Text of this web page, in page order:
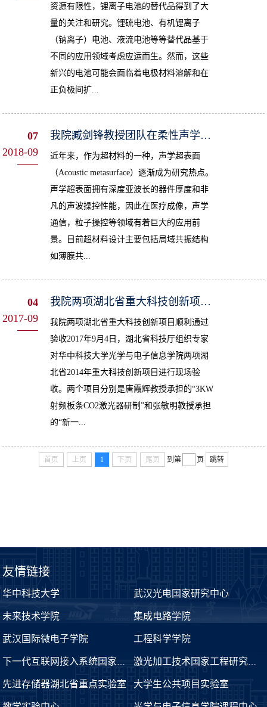
资源有限性，锂离子电池的替代品得到了大
量的关注和研究。锂硫电池、有机锂离子
（钠离子）电池、液流电池等等替代品基于
不同的应用领域考虑应运而生。然而，这些
新兴的电池可能会面临着电极材料溶解和在
正负极间扩...
07
2018-09
我院臧剑锋教授团队在柔性声学超表面方向取得进展
近年来，作为超材料的一种，声学超表面
（Acoustic metasurface）逐渐成为研究热点。
声学超表面拥有深度亚波长的器件厚度和非
凡的声波操控性能，因此在医疗成像，声学
通信，粒子操控等领域有着巨大的应用前
景。目前超材料设计主要包括局域共振结构
如薄膜共...
04
2017-09
我院两项湖北省重大科技创新项目顺利通过验收
我院两项湖北省重大科技创新项目顺利通过
验收2017年9月4日，湖北省科技厅组织专家
对华中科技大学光学与电子信息学院两项湖
北省2014年重大科技创新项目进行现场验
收。两个项目分别是唐霞辉教授承担的“3KW
射频板条CO2激光器研制”和张敏明教授承担
的“新一...
首页 上页 1 下页 尾页 到第 页 跳转
友情链接
华中科技大学 武汉光电国家研究中心
未来技术学院 集成电路学院
武汉国际微电子学院 工程科学学院
下一代互联网接入系统国家工程实验室 激光加工技术国家工程研究中心
先进存储器湖北省重点实验室 大学生公共项目实验室